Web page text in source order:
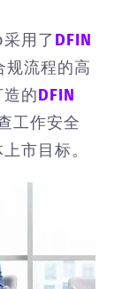
用了DFIN
规流程的高
的DFIN
工作安全
市目标。